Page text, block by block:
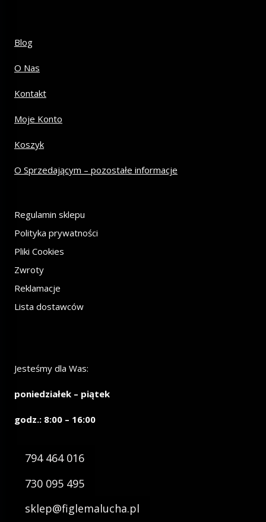
Blog
O Nas
Kontakt
Moje Konto
Koszyk
O Sprzedającym – pozostałe informacje
Regulamin sklepu
Polityka prywatności
Pliki Cookies
Zwroty
Reklamacje
Lista dostawców
Jesteśmy dla Was:
poniedziałek – piątek
godz.: 8:00 – 16:00
794 464 016
730 095 495
sklep@figlemalucha.pl